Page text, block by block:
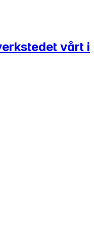
vårt i